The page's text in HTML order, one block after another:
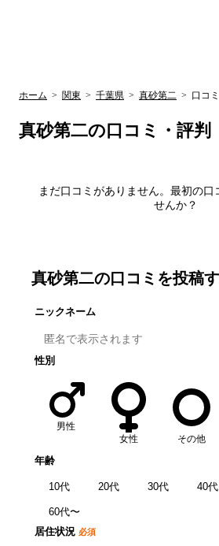
ホーム > 関東 > 千葉県 > 真砂第二 > 口コ
真砂第二の口コミ・評判
まだ口コミがありません。最初の口
せんか？
真砂第二の口コミを投稿
ニックネーム
性別
男性
女性
その他
年齢
10代 20代 30代 40代
60代〜
居住状況 必須